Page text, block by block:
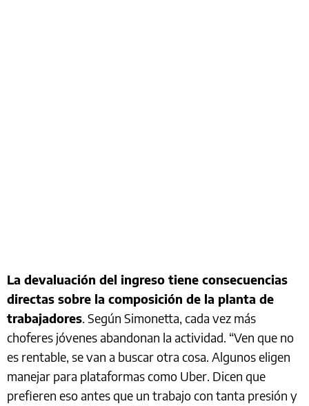
La devaluación del ingreso tiene consecuencias
directas sobre la composición de la planta de
trabajadores. Según Simonetta, cada vez más
choferes jóvenes abandonan la actividad. “Ven que no
es rentable, se van a buscar otra cosa. Algunos eligen
manejar para plataformas como Uber. Dicen que
prefieren eso antes que un trabajo con tanta presión y